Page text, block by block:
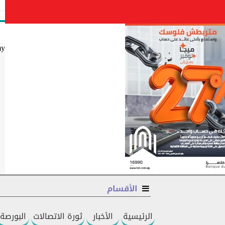
الأقسام
الرئيسية
الأخبار ثورة الاتصالات البورصة